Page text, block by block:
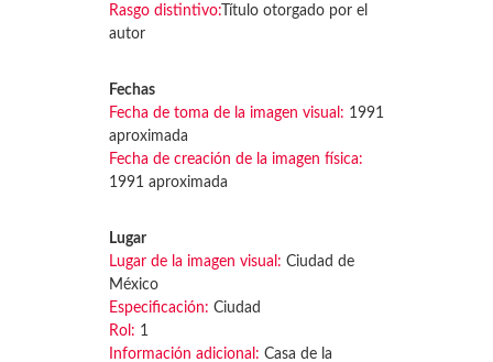
Rasgo distintivo: Título otorgado por el
autor
Fechas
Fecha de toma de la imagen visual: 1991
aproximada
Fecha de creación de la imagen física:
1991 aproximada
Lugar
Lugar de la imagen visual: Ciudad de
México
Especificación: Ciudad
Rol: 1
Información adicional: Casa de la